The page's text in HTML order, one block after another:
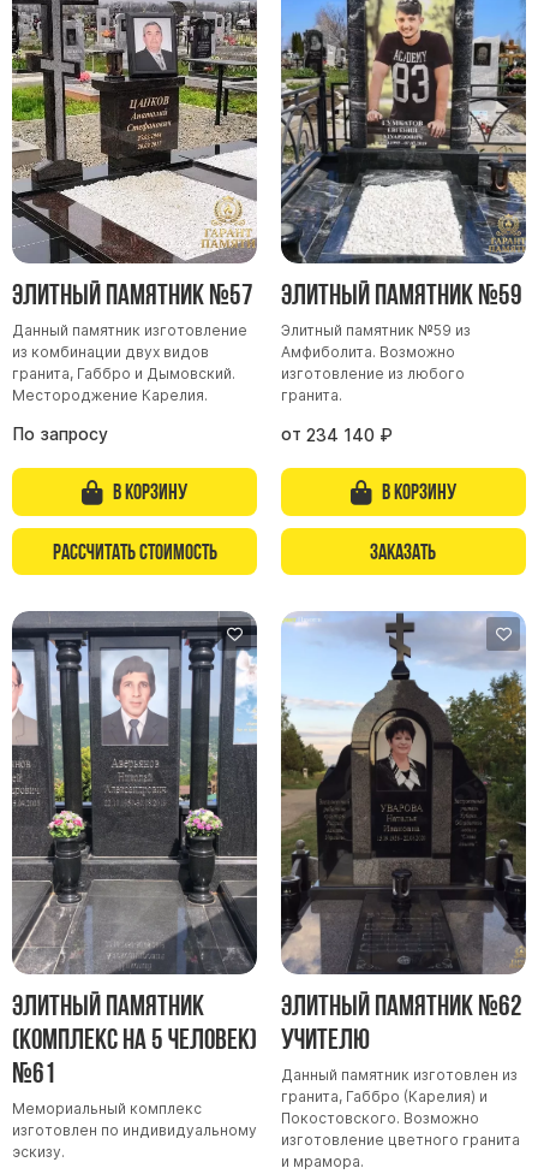
Элитный памятник №57
Данный памятник изготовление
из комбинации двух видов
гранита, Габбро и Дымовский.
Местороджение Карелия.
По запросу
В корзину
Рассчитать стоимость
Элитный памятник №59
Элитный памятник №59 из
Амфиболита. Возможно
изготовление из любого
гранита.
от 234 140 ₽
В корзину
Заказать
Элитный памятник
(комплекс на 5 человек)
№61
Мемориальный комплекс
изготовлен по индивидуальному
эскизу.
Элитный памятник №62
учителю
Данный памятник изготовлен из
гранита, Габбро (Карелия) и
Покостовского. Возможно
изготовление цветного гранита
и мрамора.